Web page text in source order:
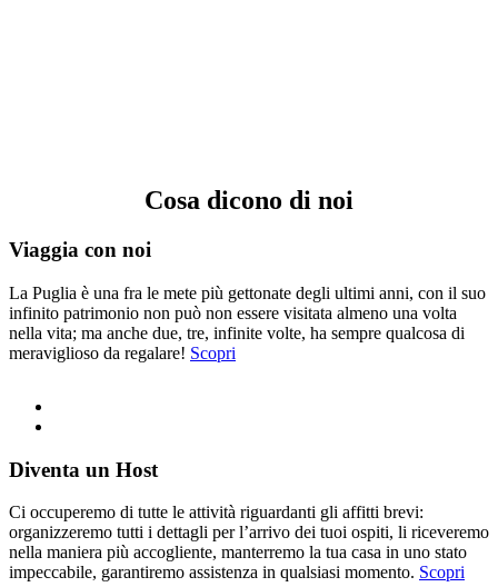
Cosa dicono di noi
Viaggia con noi
La Puglia è una fra le mete più gettonate degli ultimi anni, con il suo
infinito patrimonio non può non essere visitata almeno una volta
nella vita; ma anche due, tre, infinite volte, ha sempre qualcosa di
meraviglioso da regalare! Scopri
Diventa un Host
Ci occuperemo di tutte le attività riguardanti gli affitti brevi:
organizzeremo tutti i dettagli per l’arrivo dei tuoi ospiti, li riceveremo
nella maniera più accogliente, manterremo la tua casa in uno stato
impeccabile, garantiremo assistenza in qualsiasi momento. Scopri